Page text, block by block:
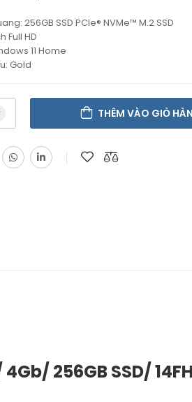
256GB SSD PCIe® NVMe™ M.2 SSD
Full HD
11 Home
Gold
THÊM VÀO GIỎ
256GB SSD/